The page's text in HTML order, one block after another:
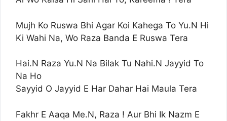
Mujh Ko Ruswa Bhi Agar Koi Kahega To Yu.N Hi
Ki Wahi Na, Wo Raza Banda E Ruswa Tera
Hai.N Raza Yu.N Na Bilak Tu Nahi.N Jayyid To
Na Ho
Sayyid O Jayyid E Har Dahar Hai Maula Tera
Fakhr E Aaqa Me.N, Raza ! Aur Bhi Ik Nazm E